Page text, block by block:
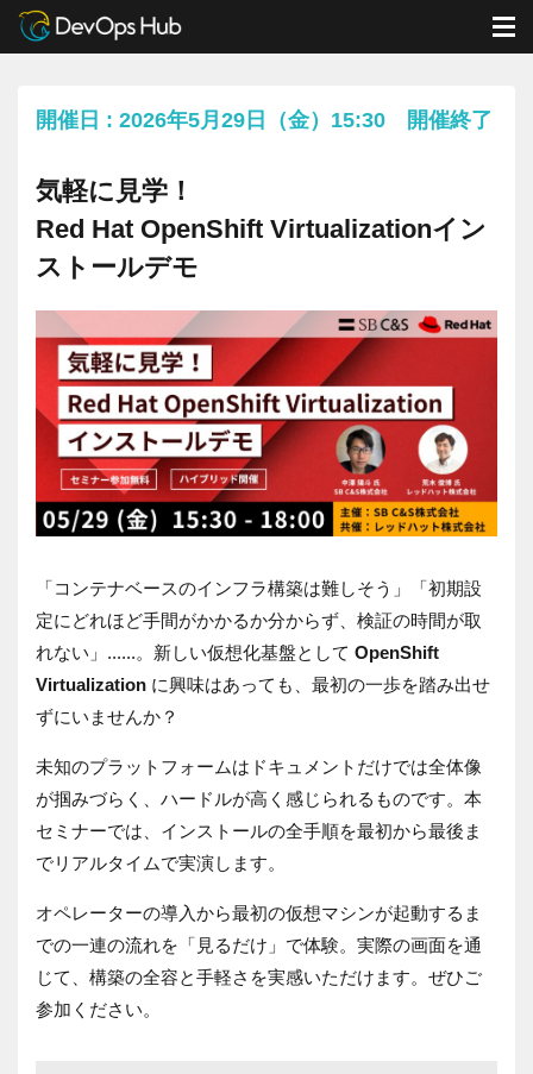
DevOps Hub イベント
気軽に見学！Red Hat OpenShift Virtualizationインストールデモ
開催日 : 2026年5月29日（金）15:30 開催終了
気軽に見学！
Red Hat OpenShift Virtualizationイン
ストールデモ
「コンテナベースのインフラ構築は難しそう」「初期設
定にどれほど手間がかかるか分からず、検証の時間が取
れない」......。新しい仮想化基盤として OpenShift
Virtualization に興味はあっても、最初の一歩を踏み出せ
ずにいませんか？
未知のプラットフォームはドキュメントだけでは全体像
が掴みづらく、ハードルが高く感じられるものです。本
セミナーでは、インストールの全手順を最初から最後ま
でリアルタイムで実演します。
オペレーターの導入から最初の仮想マシンが起動するま
での一連の流れを「見るだけ」で体験。実際の画面を通
じて、構築の全容と手軽さを実感いただけます。ぜひご
参加ください。